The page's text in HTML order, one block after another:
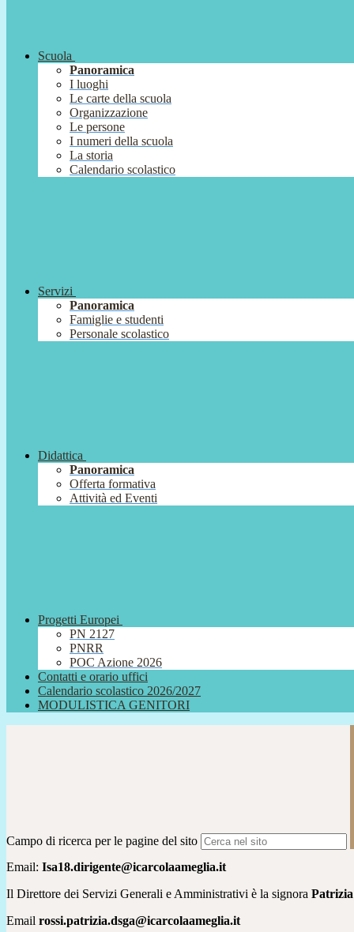
Scuola
Panoramica
I luoghi
Le carte della scuola
Organizzazione
Le persone
I numeri della scuola
La storia
Calendario scolastico
Servizi
Panoramica
Famiglie e studenti
Personale scolastico
Didattica
Panoramica
Offerta formativa
Attività ed Eventi
Progetti Europei
PN 2127
PNRR
POC Azione 2026
Contatti e orario uffici
Calendario scolastico 2026/2027
MODULISTICA GENITORI
Campo di ricerca per le pagine del sito
Email: Isa18.dirigente@icarcolaameglia.it
Il Direttore dei Servizi Generali e Amministrativi è la signora
Email rossi.patrizia.dsga@icarcolaameglia.it